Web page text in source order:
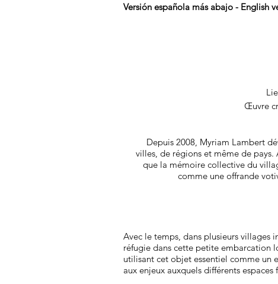
Versión española más abajo - English
Œuvre
Depuis 2008, Myriam Lambert
villes, de régions et même de pays.
que la mémoire collective du
comme une offrande
Avec le temps, dans plusieurs villages
réfugie dans cette petite embarcation
utilisant cet objet essentiel comme un
aux enjeux auxquels différents